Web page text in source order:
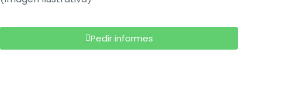
Pedir informes